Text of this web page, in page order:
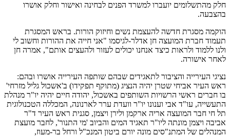
חלק מהתשלומים יועברו למשרד הפנים לבחינה ואישור וחלק אושרו
בהצבעה.
הוקמה מסגרת חדשה להעצמת נשים וחיזוק הורות. בראש המסגרת
תעמוד חברת המועצה חן אדלר-לגיסמו "אני חייה את ההורות וחשוב לי
ולנו ללמוד ולראות כיצד אנחנו יכולים לעזור ולהעצים אותם", אמרה חן
לאחר אישורה.
נציגי העירייה והציבור לתאגידים שבהם שותפה העירייה אושרו ובהם:
ראש העיר אביחי שטרן יהיה הנציג (מתוקף תפקידו) ב'אשכול גליל מזרחי'
בו חברים ראשי הרשויות השותפים באשכול, יהודה חיים יהיה יו"ר מנהלת
התעשייה, עו"ד אבי וענונו יו"ר וועדת ערר לארנונה, המכללה הטכנולוגית
תל חי חבר המועצה אריה ארקמן ולירן ויצמן, סגנית ראש העיר ד"ר
אביבה ויצמן מונתה ליו"ר תאגיד המים והביוב 'מי התנור', לחבר מועצת
המנהלים של המתנ"סים מונה יורם ביטון המנכ"ל ורחל בר-מעוז,